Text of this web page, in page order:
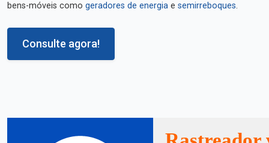
bens-móveis como geradores de energia e semirreboques.
Consulte agora!